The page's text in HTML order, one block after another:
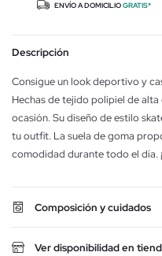
ENVÍO A DOMICILIOGRATIS*
Descripción
Consigue un look deportivo y
Hechas de tejido polipiel de
ocasión. Su diseño de estilo
tu outfit. La suela de goma
comodidad durante todo el día.
Composición y cuidados
Ver disponibilidad en